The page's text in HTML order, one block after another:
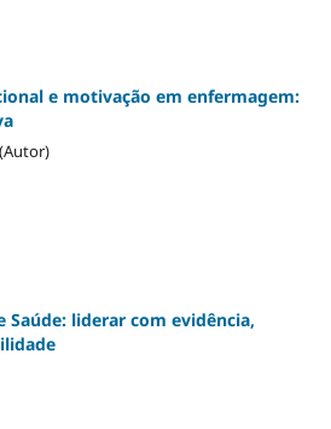
e motivação em enfermagem:
Saúde: liderar com evidência,